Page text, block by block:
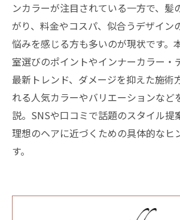
ンカラーが注目されている一方で、髪
がり、料金やコスパ、似合うデザイン
悩みを感じる方も多いのが現状です。
室選びのポイントやインナーカラー・
最新トレンド、ダメージを抑えた施術
れる人気カラーやバリエーションなど
説。SNSや口コミで話題のスタイル提
理想のヘアに近づくための具体的なヒ
す。